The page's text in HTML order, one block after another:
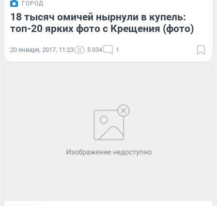
ГОРОД
18 тысяч омичей нырнули в купель:
топ-20 ярких фото с Крещения (фото)
20 января, 2017, 11:23 5 034 1